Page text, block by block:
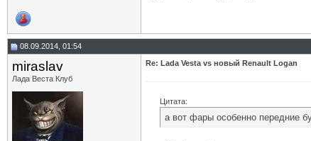
08.09.2014, 01:54
miraslav
Лада Веста Клуб
Re: Lada Vesta vs новый Renault Logan
Цитата:
а вот фары особенно передние